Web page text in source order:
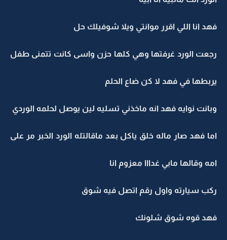
فهد انا اللي اقرر موانتي ويلا شوفيلك حل
رجعت الورد غرفتها وهي كلها حزن واسى كانت تتمنى طفل
يربطها في فهد لا كن ضاع الحلم
وبانت نوايه فهد انه ماخذني تسليه لين يوصل لحلمه الوردي
اما فهد صار ماله خلق ياكل بعد ماقالتله الورد الخبر مر على
امه وقالها مابي غدااا معزوم انا
ركب سيارته واول رقم اتصل فيه شوق
فهد قوه شوق شلونك